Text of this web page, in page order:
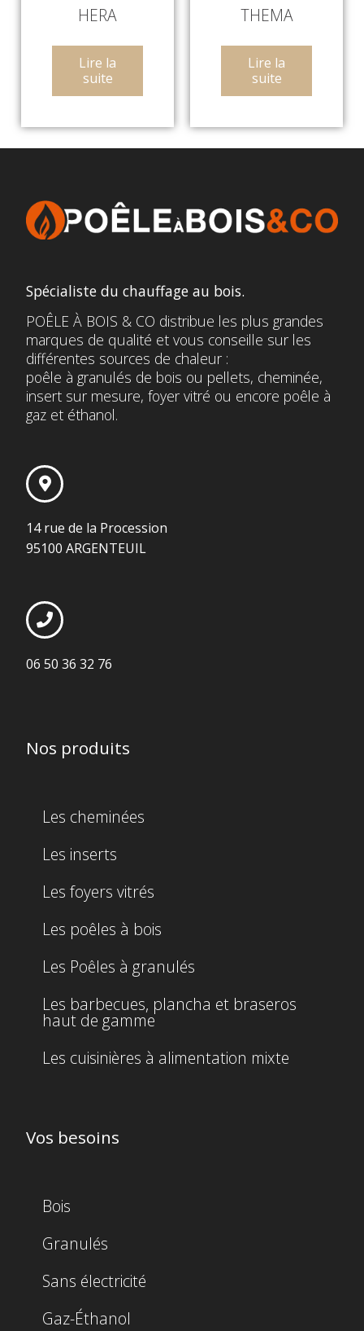
HERA
Lire la
suite
THEMA
Lire la
suite
Spécialiste du chauffage au bois.
POÊLE À BOIS & CO distribue les plus grandes
marques de qualité et vous conseille sur les
différentes sources de chaleur :
poêle à granulés de bois ou pellets, cheminée,
insert sur mesure, foyer vitré ou encore poêle à
gaz et éthanol.
14 rue de la Procession
95100 ARGENTEUIL
06 50 36 32 76
Nos produits
Les cheminées
Les inserts
Les foyers vitrés
Les poêles à bois
Les Poêles à granulés
Les barbecues, plancha et braseros
haut de gamme
Les cuisinières à alimentation mixte
Vos besoins
Bois
Granulés
Sans électricité
Gaz-Éthanol